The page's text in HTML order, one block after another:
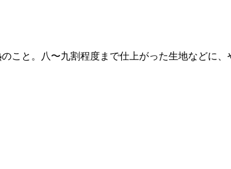
こと。八〜九割程度まで仕上がった生地などに